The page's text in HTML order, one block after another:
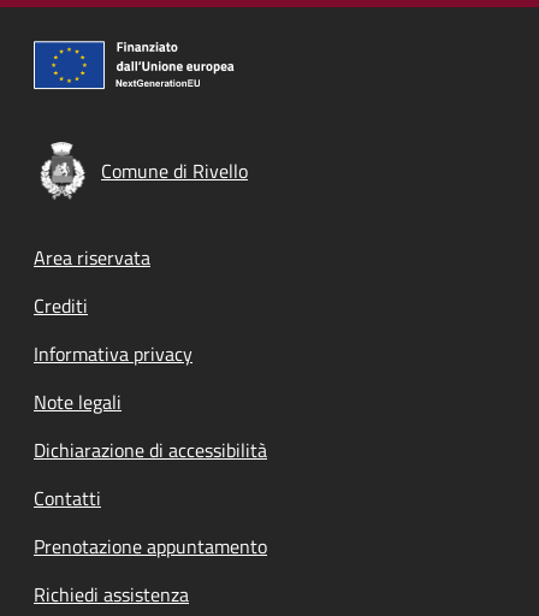
Comune di Rivello
Footer menu
Area riservata
Crediti
Informativa privacy
Note legali
Dichiarazione di accessibilità
Contatti
Prenotazione appuntamento
Richiedi assistenza